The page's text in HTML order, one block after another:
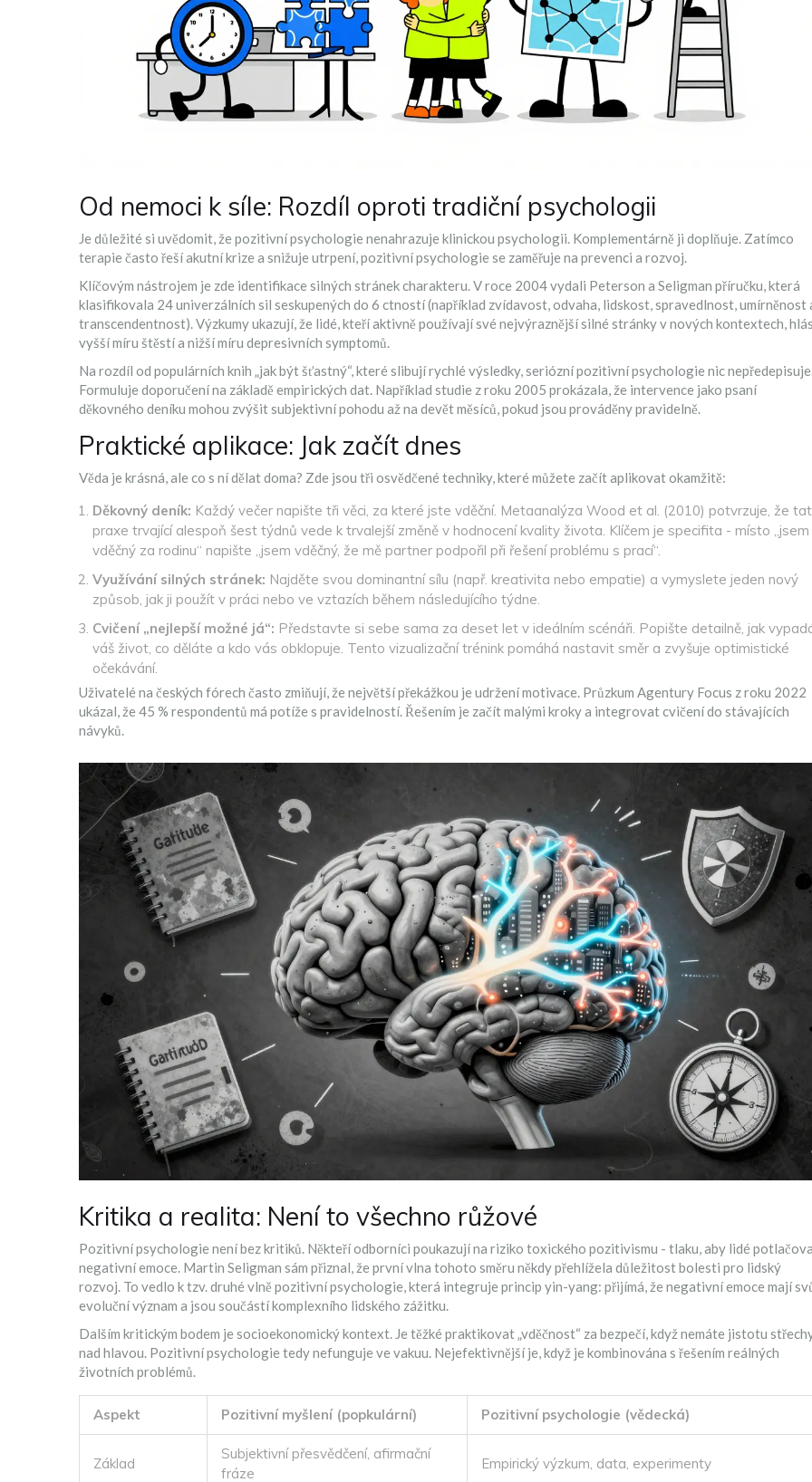
Od nemoci k síle: Rozdíl oproti tradiční psychologii
Je důležité si uvědomit, že pozitivní psychologie nenahrazuje klinickou psychologii. Komplementárně ji doplňuje. Zatímco
terapie často řeší akutní krize a snižuje utrpení, pozitivní psychologie se zaměřuje na prevenci a rozvoj.
Klíčovým nástrojem je zde identifikace silných stránek charakteru . V roce 2004 vydali Peterson a Seligman příručku, která
klasifikovala 24 univerzálních sil seskupených do 6 ctností (například zvídavost, odvaha, lidskost, spravedlnost, umírněnost
transcendentnost). Výzkumy ukazují, že lidé, kteří aktivně používají své nejvýraznější silné stránky v nových kontextech,
vyšší míru štěstí a nižší míru depresivních symptomů.
Na rozdíl od populárních knih „jak být šťastný“, které slibují rychlé výsledky, seriózní pozitivní psychologie nic nepředepisuje.
Formuluje doporučení na základě empirických dat. Například studie z roku 2005 prokázala, že intervence jako psaní
děkovného deníku mohou zvýšit subjektivní pohodu až na devět měsíců, pokud jsou prováděny pravidelně.
Praktické aplikace: Jak začít dnes
Věda je krásná, ale co s ní dělat doma? Zde jsou tři osvědčené techniky, které můžete začít aplikovat okamžitě:
Děkovný deník: Každý večer napište tři věci, za které jste vděční. Metaanalýza Wood et al. (2010) potvrzuje, že
praxe trvající alespoň šest týdnů vede k trvalejší změně v hodnocení kvality života. Klíčem je specifita - místo „jsem
vděčný za rodinu“ napište „jsem vděčný, že mě partner podpořil při řešení problému s prací“.
Využívání silných stránek: Najděte svou dominantní sílu (např. kreativita nebo empatie) a vymyslete jeden nový
způsob, jak ji použít v práci nebo ve vztazích během následujícího týdne.
Cvičení „nejlepší možné já“: Představte si sebe sama za deset let v ideálním scénáři. Popište detailně, jak
váš život, co děláte a kdo vás obklopuje. Tento vizualizační trénink pomáhá nastavit směr a zvyšuje optimistické
očekávání.
Uživatelé na českých fórech často zmiňují, že největší překážkou je udržení motivace. Průzkum Agentury Focus z roku 2022
ukázal, že 45 % respondentů má potíže s pravidelností. Řešením je začít malými kroky a integrovat cvičení do stávajících
návyků.
Kritika a realita: Není to všechno růžové
Pozitivní psychologie není bez kritiků. Někteří odborníci poukazují na riziko toxického pozitivismu - tlaku, aby lidé
negativní emoce. Martin Seligman sám přiznal, že první vlna tohoto směru někdy přehlížela důležitost bolesti pro lidský
rozvoj. To vedlo k tzv. druhé vlně pozitivní psychologie, která integruje princip yin-yang: přijímá, že negativní emoce mají
evoluční význam a jsou součástí komplexního lidského zážitku.
Dalším kritickým bodem je socioekonomický kontext. Je těžké praktikovat „vděčnost“ za bezpečí, když nemáte jistotu
nad hlavou. Pozitivní psychologie tedy nefunguje ve vakuu. Nejefektivnější je, když je kombinována s řešením reálných
životních problémů.
Aspekt Pozitivní myšlení (popkulární) Pozitivní psychologie (vědecká)
Základ
Subjektivní přesvědčení, afirmační
fráze
Empirický výzkum, data, experimenty